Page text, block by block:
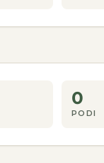
0
PODI